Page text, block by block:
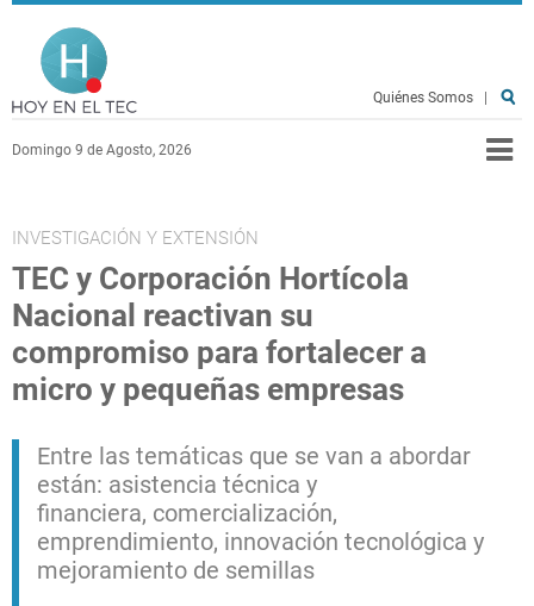
Pasar al contenido principal
Domingo 9 de Agosto, 2026
Quiénes Somos
INVESTIGACIÓN Y EXTENSIÓN
TEC y Corporación Hortícola
Nacional reactivan su
compromiso para fortalecer a
micro y pequeñas empresas
Entre las temáticas que se van a abordar
están: asistencia técnica y
financiera, comercialización,
emprendimiento, innovación tecnológica y
mejoramiento de semillas